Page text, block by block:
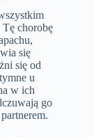
chorobę
się
się od
u
w ich
go